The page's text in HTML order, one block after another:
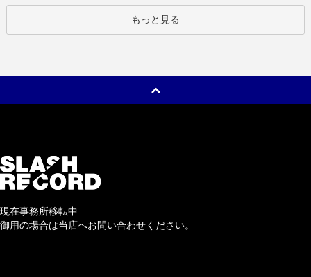
もっと見る
現在事務所移転中
御用の場合は当店へお問い合わせください。